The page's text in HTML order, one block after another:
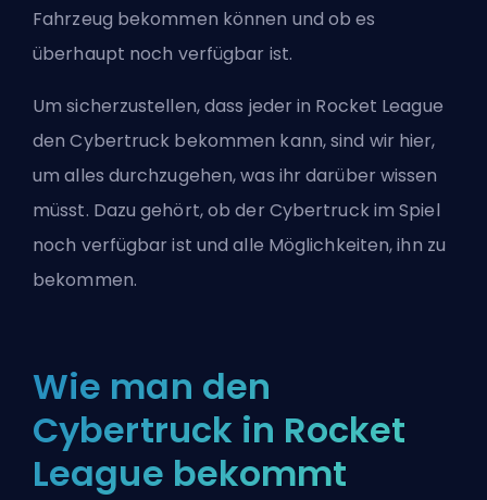
Fahrzeug bekommen können und ob es
überhaupt noch verfügbar ist.
Um sicherzustellen, dass jeder in Rocket League
den Cybertruck bekommen kann, sind wir hier,
um alles durchzugehen, was ihr darüber wissen
müsst. Dazu gehört, ob der Cybertruck im Spiel
noch verfügbar ist und alle Möglichkeiten, ihn zu
bekommen.
Wie man den
Cybertruck in Rocket
League bekommt